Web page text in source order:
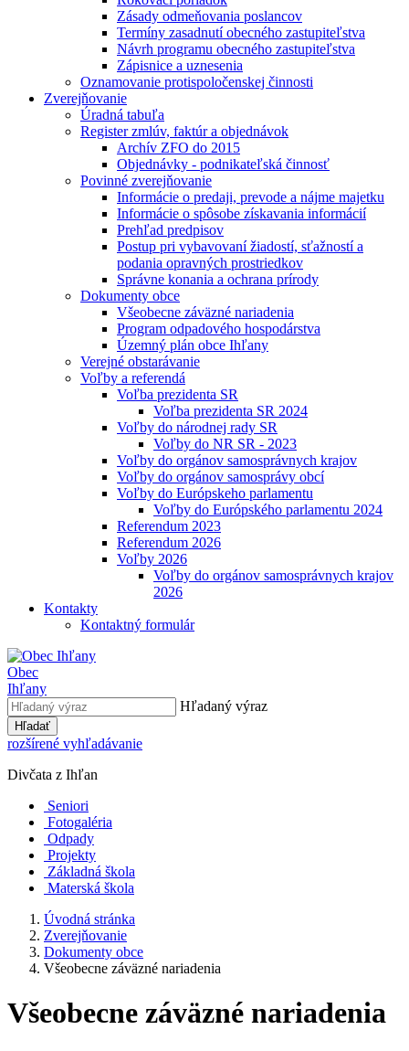
Zásady odmeňovania poslancov
Termíny zasadnutí obecného zastupiteľstva
Návrh programu obecného zastupiteľstva
Zápisnice a uznesenia
Oznamovanie protispoločenskej činnosti
Zverejňovanie
Úradná tabuľa
Register zmlúv, faktúr a objednávok
Archív ZFO do 2015
Objednávky - podnikateľská činnosť
Povinné zverejňovanie
Informácie o predaji, prevode a nájme majetku
Informácie o spôsobe získavania informácií
Prehľad predpisov
Postup pri vybavovaní žiadostí, sťažností a
podania opravných prostriedkov
Správne konania a ochrana prírody
Dokumenty obce
Všeobecne záväzné nariadenia
Program odpadového hospodárstva
Územný plán obce Ihľany
Verejné obstarávanie
Voľby a referendá
Voľba prezidenta SR
Voľba prezidenta SR 2024
Voľby do národnej rady SR
Voľby do NR SR - 2023
Voľby do orgánov samosprávnych krajov
Voľby do orgánov samosprávy obcí
Voľby do Európskeho parlamentu
Voľby do Európského parlamentu 2024
Referendum 2023
Referendum 2026
Voľby 2026
Voľby do orgánov samosprávnych krajov
2026
Kontakty
Kontaktný formulár
Obec
Ihľany
Hľadaný výraz
Hľadať
rozšírené vyhľadávanie
Divčata z Ihľan
Seniori
Fotogaléria
Odpady
Projekty
Základná škola
Materská škola
Úvodná stránka
Zverejňovanie
Dokumenty obce
Všeobecne záväzné nariadenia
Všeobecne záväzné nariadenia